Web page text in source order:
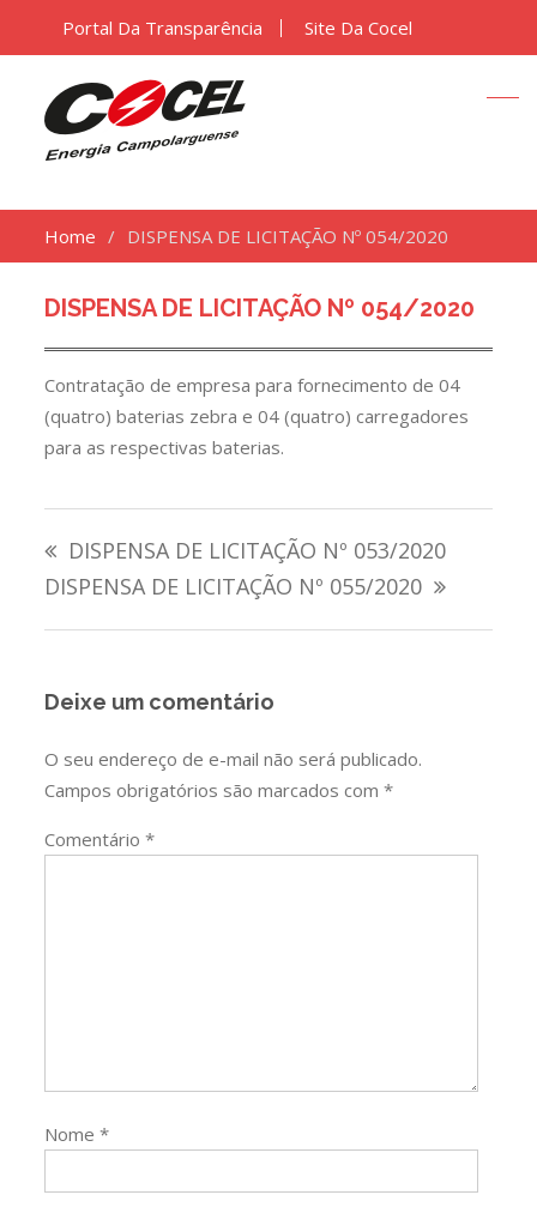
Portal Da Transparência Site Da Cocel
Home DISPENSA DE LICITAÇÃO Nº 054/2020
DISPENSA DE LICITAÇÃO Nº 054/2020
Contratação de empresa para fornecimento de 04
(quatro) baterias zebra e 04 (quatro) carregadores
para as respectivas baterias.
DISPENSA DE LICITAÇÃO Nº 053/2020
DISPENSA DE LICITAÇÃO Nº 055/2020
Deixe um comentário
O seu endereço de e-mail não será publicado.
Campos obrigatórios são marcados com*
Comentário*
Nome*